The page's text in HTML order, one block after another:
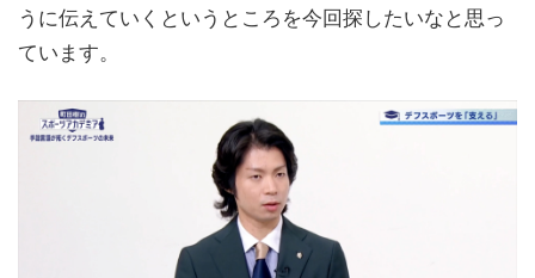
うに伝えていくというところを今回探したいなと思っ
ています。